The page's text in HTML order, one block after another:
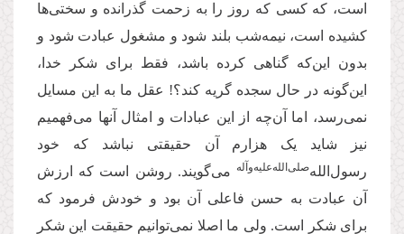
است، که کسی که روز را به زحمت گذرانده و سختی‌ها
کشیده است، نیمه‌شب بلند شود و مشغول عبادت شود و
بدون این‌که گناهی کرده باشد، فقط برای شکر خدا،
این‌گونه در حال سجده گریه کند؟! عقل ما به این مسایل
نمی‌رسد، اما آن‌چه از این عبادات و امثال آنها می‌فهمیم
نیز شاید یک هزارم آن حقیقتی نباشد که خود
رسول‌الله‌صلی‌الله‌علیه‌وآله می‌گویند. روشن است که ارزش
آن عبادت به حسن فاعلی‌ آن بود و خودش فرمود که
برای شکر است. ولی ما اصلا نمی‌توانیم حقیقت این شکر